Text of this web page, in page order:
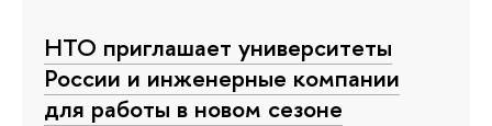
НТО приглашает университеты
России и инженерные компании
для работы в новом сезоне